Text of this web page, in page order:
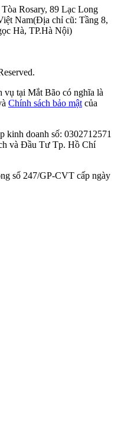
Rosary, 89 Lạc Long
Nam(Địa chỉ cũ: Tầng 8,
Hà, TP.Hà Nội)
vụ tại Mắt Bão có nghĩa là
Chính sách bảo mật của
kinh doanh số: 0302712571
và Đầu Tư Tp. Hồ Chí
số 247/GP-CVT cấp ngày